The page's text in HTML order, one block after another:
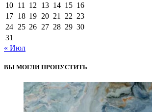
10 11 12 13 14 15 16
17 18 19 20 21 22 23
24 25 26 27 28 29 30
31
« Июл
ВЫ МОГЛИ ПРОПУСТИТЬ